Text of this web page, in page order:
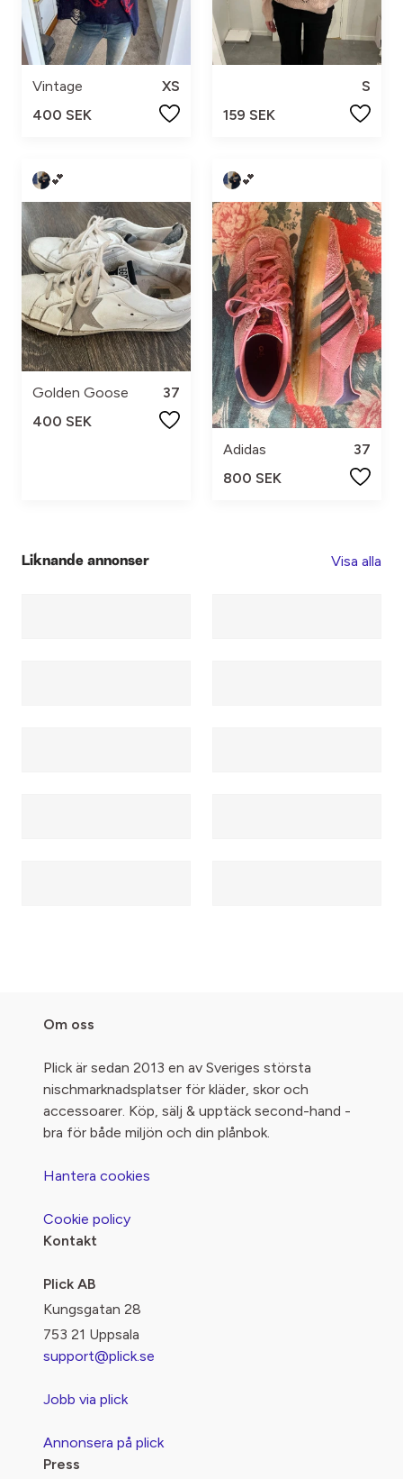
Vintage
XS
400 SEK
S
159 SEK
💕
Golden Goose
37
400 SEK
💕
Adidas
37
800 SEK
Liknande annonser Visa alla
Om oss
Plick är sedan 2013 en av Sveriges största
nischmarknadsplatser för kläder, skor och
accessoarer. Köp, sälj & upptäck second-hand -
bra för både miljön och din plånbok.
Hantera cookies
Cookie policy
Kontakt
Plick AB
Kungsgatan 28
753 21 Uppsala
support@plick.se
Jobb via plick
Annonsera på plick
Press